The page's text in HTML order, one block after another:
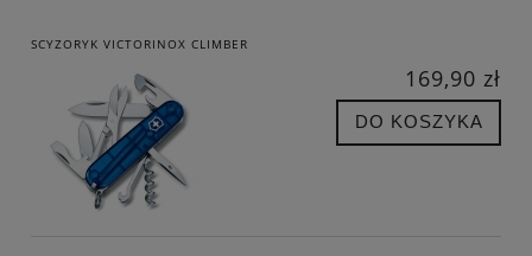
SCYZORYK VICTORINOX CLIMBER
169,90 zł
DO KOSZYKA